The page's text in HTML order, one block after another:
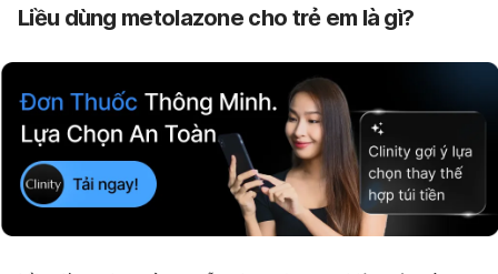
Liều dùng metolazone cho trẻ em là gì?